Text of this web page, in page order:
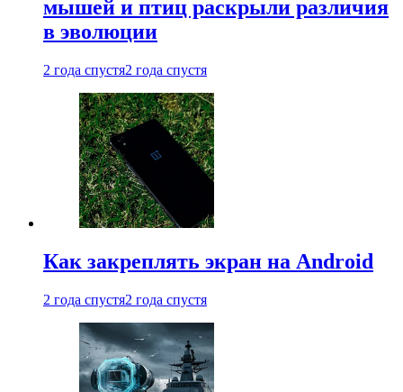
мышей и птиц раскрыли различия
в эволюции
2 года спустя2 года спустя
Как закреплять экран на Android
2 года спустя2 года спустя